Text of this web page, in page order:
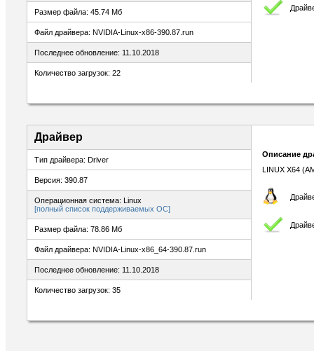
Размер файла: 45.74 Мб
Файл драйвера: NVIDIA-Linux-x86-390.87.run
Последнее обновление: 11.10.2018
Количество загрузок: 22
Драйвер
Тип драйвера: Driver
Версия: 390.87
Операционная система: Linux
[полный список поддерживаемых ОС]
Размер файла: 78.86 Мб
Файл драйвера: NVIDIA-Linux-x86_64-390.87.run
Последнее обновление: 11.10.2018
Количество загрузок: 35
Описание
LINUX X64